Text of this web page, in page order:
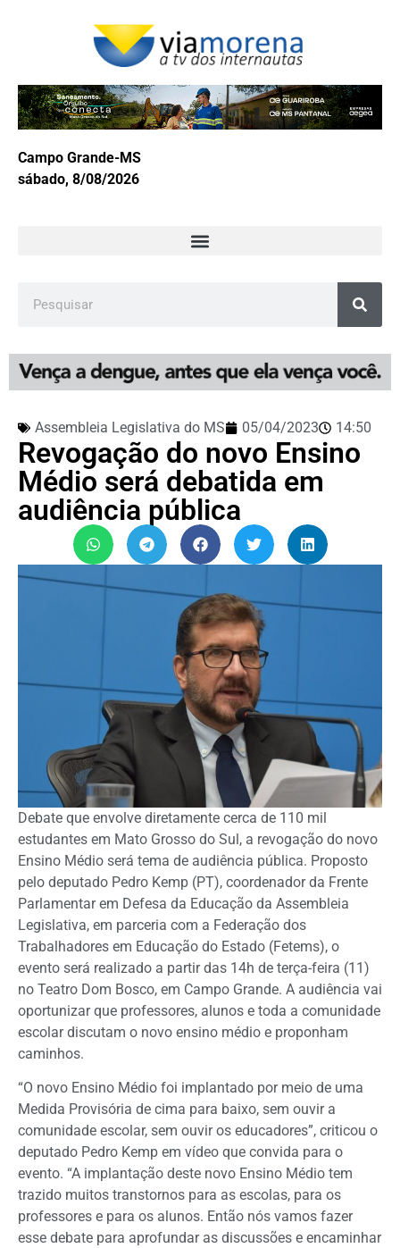
Campo Grande-MS
sábado, 8/08/2026
Assembleia Legislativa do MS 05/04/2023 14:50
Revogação do novo Ensino
Médio será debatida em
audiência pública
Debate que envolve diretamente cerca de 110 mil
estudantes em Mato Grosso do Sul, a revogação do novo
Ensino Médio será tema de audiência pública. Proposto
pelo deputado Pedro Kemp (PT), coordenador da Frente
Parlamentar em Defesa da Educação da Assembleia
Legislativa, em parceria com a Federação dos
Trabalhadores em Educação do Estado (Fetems), o
evento será realizado a partir das 14h de terça-feira (11)
no Teatro Dom Bosco, em Campo Grande. A audiência vai
oportunizar que professores, alunos e toda a comunidade
escolar discutam o novo ensino médio e proponham
caminhos.
“O novo Ensino Médio foi implantado por meio de uma
Medida Provisória de cima para baixo, sem ouvir a
comunidade escolar, sem ouvir os educadores”, criticou o
deputado Pedro Kemp em vídeo que convida para o
evento. “A implantação deste novo Ensino Médio tem
trazido muitos transtornos para as escolas, para os
professores e para os alunos. Então nós vamos fazer
esse debate para aprofundar as discussões e encaminhar